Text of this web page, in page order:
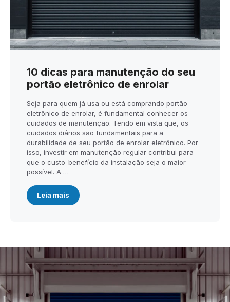
10 dicas para manutenção do seu
portão eletrônico de enrolar
Seja para quem já usa ou está comprando portão
eletrônico de enrolar, é fundamental conhecer os
cuidados de manutenção. Tendo em vista que, os
cuidados diários são fundamentais para a
durabilidade de seu portão de enrolar eletrônico. Por
isso, investir em manutenção regular contribui para
que o custo-benefício da instalação seja o maior
possível. A …
Leia mais